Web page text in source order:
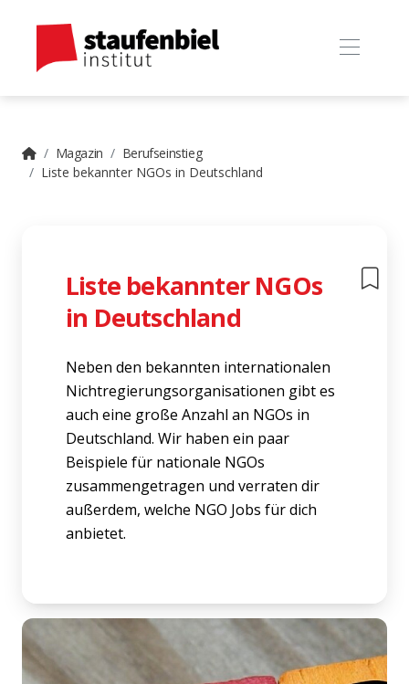
Magazin
Berufseinstieg
Liste bekannter NGOs in Deutschland
Liste bekannter NGOs
in Deutschland
Neben den bekannten internationalen
Nichtregierungsorganisationen gibt es
auch eine große Anzahl an NGOs in
Deutschland. Wir haben ein paar
Beispiele für nationale NGOs
zusammengetragen und verraten dir
außerdem, welche NGO Jobs für dich
anbietet.